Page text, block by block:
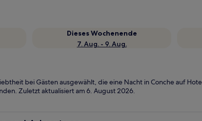
Dieses Wochenende
7. Aug. - 9. Aug.
bei Gästen ausgewählt, die eine Nacht in Conche auf
Zuletzt aktualisiert am6. August 2026.